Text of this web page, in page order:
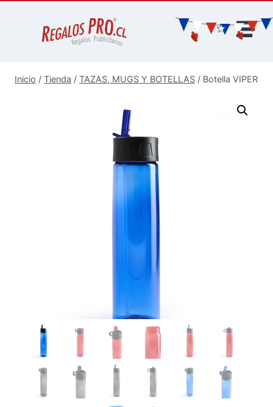
Inicio / Tienda / TAZAS, MUGS Y BOTELLAS / Botella VIPER